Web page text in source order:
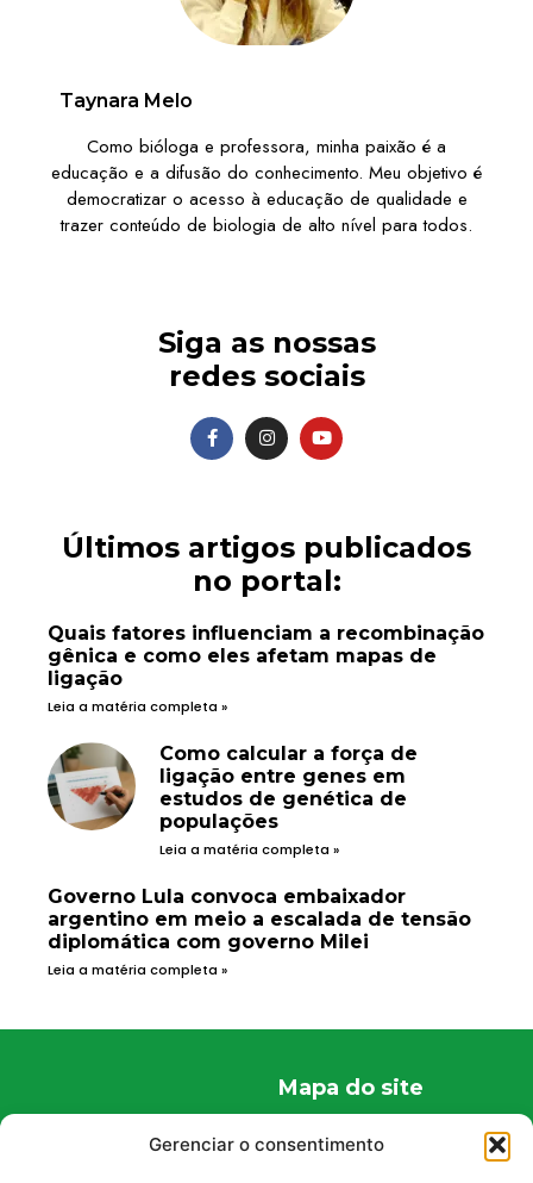
Gerenciar o consentimento
Taynara Melo
Como bióloga e professora, minha paixão é a
educação e a difusão do conhecimento. Meu objetivo é
democratizar o acesso à educação de qualidade e
trazer conteúdo de biologia de alto nível para todos.
Siga as nossas
redes sociais
Últimos artigos publicados
no portal:
Quais fatores influenciam a recombinação
gênica e como eles afetam mapas de
ligação
Leia a matéria completa »
Como calcular a força de
ligação entre genes em
estudos de genética de
populações
Leia a matéria completa »
Governo Lula convoca embaixador
argentino em meio a escalada de tensão
diplomática com governo Milei
Leia a matéria completa »
Mapa do site
Home